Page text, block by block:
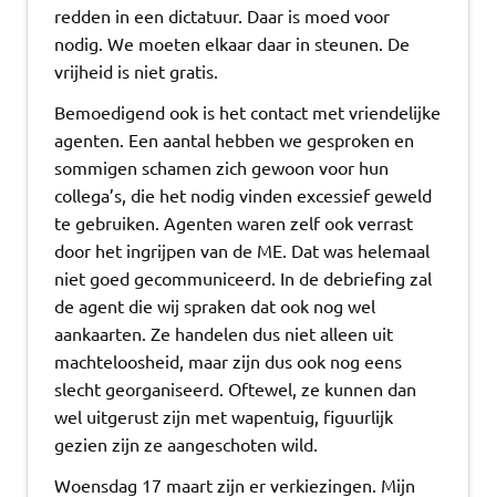
redden in een dictatuur. Daar is moed voor
nodig. We moeten elkaar daar in steunen. De
vrijheid is niet gratis.
Bemoedigend ook is het contact met vriendelijke
agenten. Een aantal hebben we gesproken en
sommigen schamen zich gewoon voor hun
collega’s, die het nodig vinden excessief geweld
te gebruiken. Agenten waren zelf ook verrast
door het ingrijpen van de ME. Dat was helemaal
niet goed gecommuniceerd. In de debriefing zal
de agent die wij spraken dat ook nog wel
aankaarten. Ze handelen dus niet alleen uit
machteloosheid, maar zijn dus ook nog eens
slecht georganiseerd. Oftewel, ze kunnen dan
wel uitgerust zijn met wapentuig, figuurlijk
gezien zijn ze aangeschoten wild.
Woensdag 17 maart zijn er verkiezingen. Mijn